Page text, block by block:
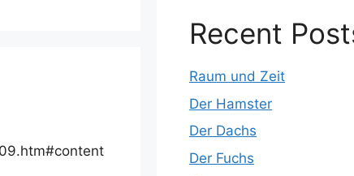
Recent
Raum und Zeit
Der Hamster
Der Dachs
Der Fuchs